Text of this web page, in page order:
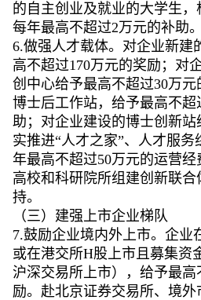
的自主创业及就业的大学生
每年最高不超过2万元的补助。
6.做强人才载体。对企业新建
高不超过170万元的奖励；对
创中心给予最高不超过30万
博士后工作站，给予最高不超
助；对企业建设的博士创新
实推进“人才之家”、人才服
年最高不超过50万元的运营
高校和科研院所组建创新联
持。
（三）建强上市企业梯队
7.鼓励企业境内外上市。企业
或在港交所H股上市且募集资
沪深交易所上市），给予最高
励。赴北京证券交易所、境